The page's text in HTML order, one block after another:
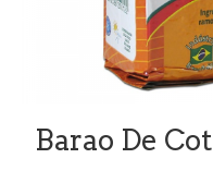
Barao De